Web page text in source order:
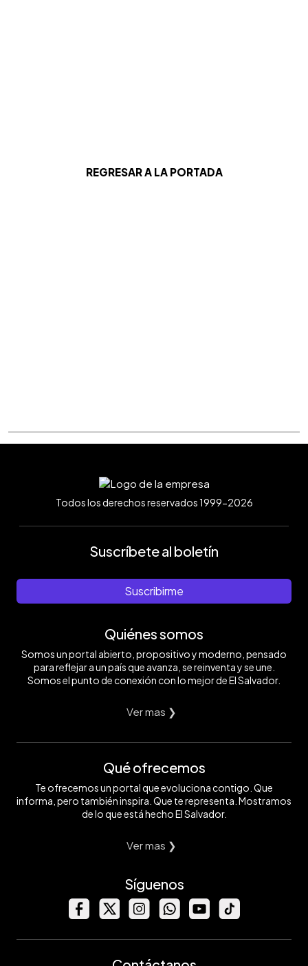
REGRESAR A LA PORTADA
Todos los derechos reservados 1999-2026
Suscríbete al boletín
Suscribirme
Quiénes somos
Somos un portal abierto, propositivo y moderno, pensado
para reflejar a un país que avanza, se reinventa y se une.
Somos el punto de conexión con lo mejor de El Salvador.
Ver mas ❯
Qué ofrecemos
Te ofrecemos un portal que evoluciona contigo. Que
informa, pero también inspira. Que te representa. Mostramos
de lo que está hecho El Salvador.
Ver mas ❯
Síguenos